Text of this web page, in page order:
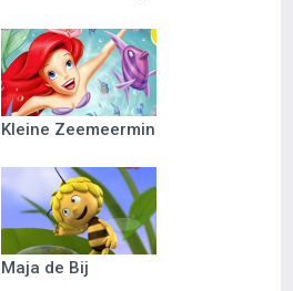
Kleine Zeemeermin
Maja de Bij